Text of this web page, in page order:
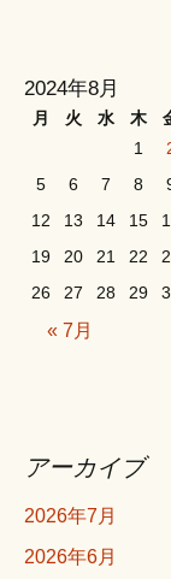
2024年8月
月 火 水 木
1
5
6 7 8
12
13 14 15
19
20 21 22
26
27 28 29
« 7月
アーカイブ
2026年7月
2026年6月